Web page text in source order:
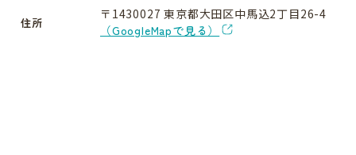
住所
〒1430027 東京都大田区中馬込2丁目26-4
（GoogleMapで見る）